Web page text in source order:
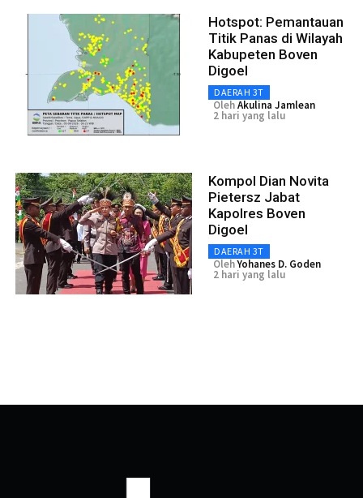
Hotspot: Pemantauan
Titik Panas di Wilayah
Kabupeten Boven
Digoel
DAERAH 3T
OlehAkulina Jamlean
2 hari yang lalu
Kompol Dian Novita
Pietersz Jabat
Kapolres Boven
Digoel
DAERAH 3T
OlehYohanes D. Goden
2 hari yang lalu